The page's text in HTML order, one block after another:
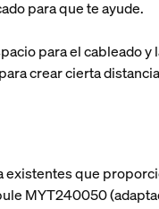
para que te ayude.
para el cableado
crear cierta
que
MYT240050